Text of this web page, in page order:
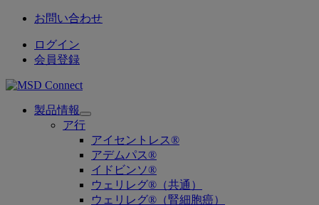
お問い合わせ
ログイン
会員登録
製品情報
Open
submenu
ア行
アイセントレス®
アデムパス®
イドビンソ®
ウェリレグ®（共通）
ウェリレグ®（腎細胞癌）